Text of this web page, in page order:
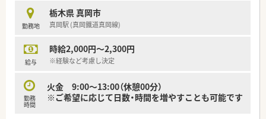
勤務地
栃木県 真岡市
真岡駅 (真岡鐵道真岡線)
給与
時給2,000円～2,300円
※経験など考慮し決定
勤務
時間
火金 9:00〜13:00（休憩00分）
※ご希望に応じて日数・時間を増やすことも可能です